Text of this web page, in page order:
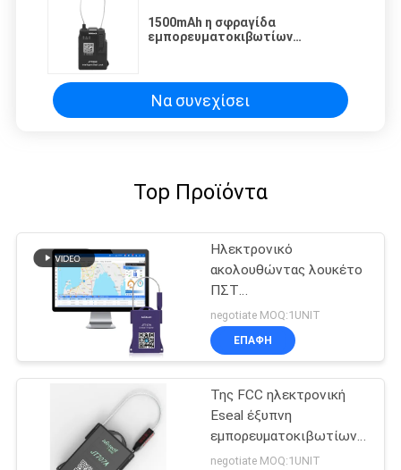
1500mAh η σφραγίδα
εμπορευματοκιβωτίων
μαγνητών για το
εμπορευματοκιβώτιο
Να συνεχίσει
Top Προϊόντα
Ηλεκτρονικό
ακολουθώντας λουκέτο
ΠΣΤ
εμπορευματοκιβωτίων
2G με την μπαταρία
1500mAh
negotiate MOQ:1UNIT
ΕΠΑΦΉ
Της FCC ηλεκτρονική
Eseal έξυπνη
εμπορευματοκιβωτίων
κλειδαριών 1500mAh
negotiate MOQ:1UNIT